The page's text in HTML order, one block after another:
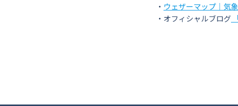
・ ウェザーマップ｜気
・オフィシャルブログ